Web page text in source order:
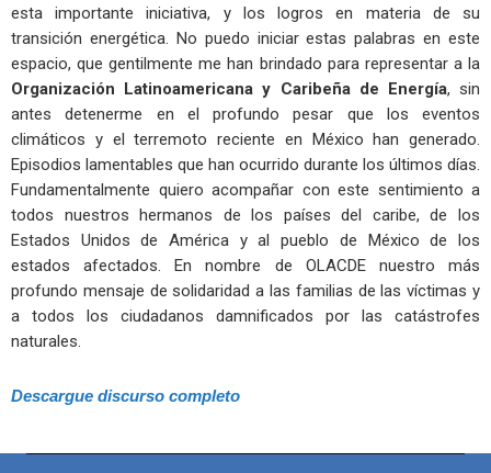
esta importante iniciativa, y los logros en materia de su
transición energética. No puedo iniciar estas palabras en este
espacio, que gentilmente me han brindado para representar a la
Organización Latinoamericana y Caribeña de Energía, sin
antes detenerme en el profundo pesar que los eventos
climáticos y el terremoto reciente en México han generado.
Episodios lamentables que han ocurrido durante los últimos días.
Fundamentalmente quiero acompañar con este sentimiento a
todos nuestros hermanos de los países del caribe, de los
Estados Unidos de América y al pueblo de México de los
estados afectados. En nombre de OLACDE nuestro más
profundo mensaje de solidaridad a las familias de las víctimas y
a todos los ciudadanos damnificados por las catástrofes
naturales.
Descargue discurso completo